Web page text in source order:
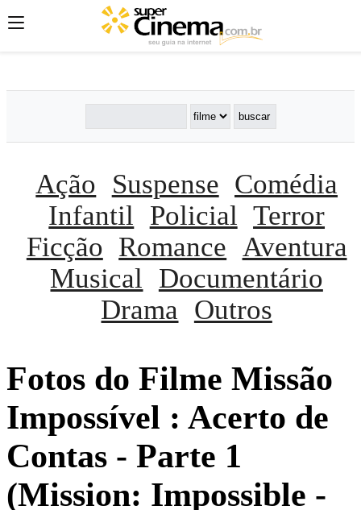
';';
Ação Suspense Comédia
Infantil
Policial Terror
Ficção Romance Aventura
Musical
Documentário
Drama
Outros
Fotos do Filme Missão
Impossí­vel : Acerto de
Contas - Parte 1
(Mission: Impossible -